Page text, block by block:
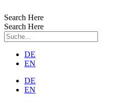
Inhalt
wechseln
Search Here
Search Here
DE
EN
DE
EN